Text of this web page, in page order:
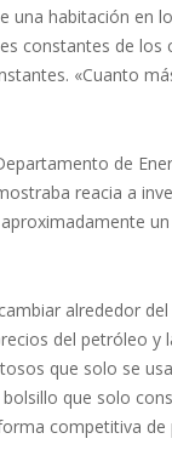
una habitación en
constantes de
«Cuanto
de
reacia a
alrededor
del petróleo y
que solo se
que solo
competitiva de